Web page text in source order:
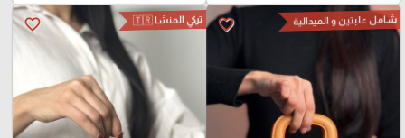
favorite_border شامل علبتين و الميدالية favorite_border تركي المنشا 🇹🇷